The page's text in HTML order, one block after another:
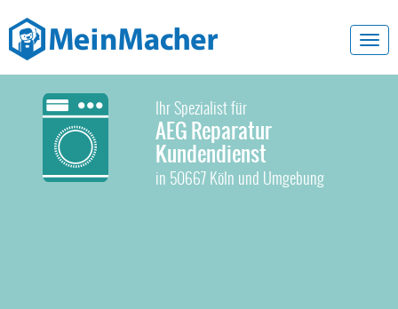
Ihr Spezialist für
AEG Reparatur
Kundendienst
in 50667 Köln und Umgebung